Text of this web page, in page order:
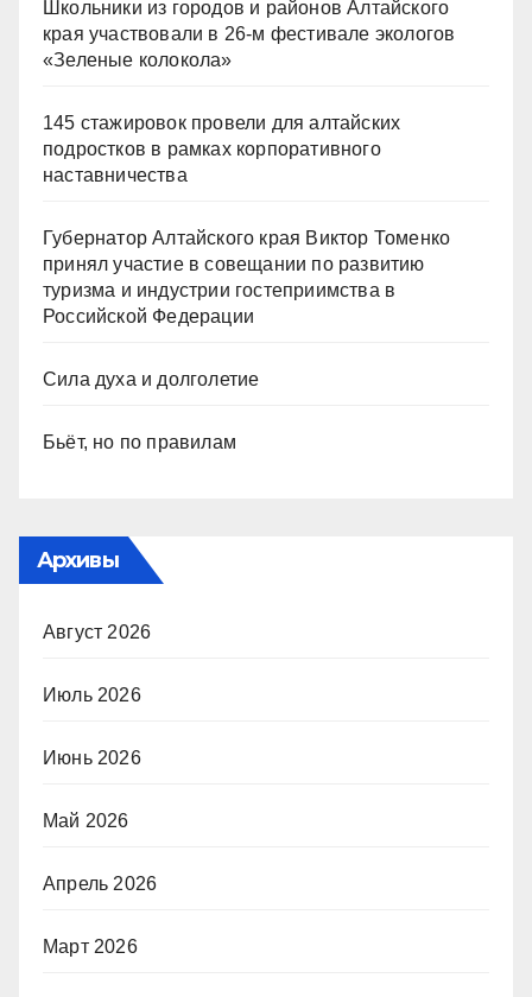
Школьники из городов и районов Алтайского
края участвовали в 26-м фестивале экологов
«Зеленые колокола»
145 стажировок провели для алтайских
подростков в рамках корпоративного
наставничества
Губернатор Алтайского края Виктор Томенко
принял участие в совещании по развитию
туризма и индустрии гостеприимства в
Российской Федерации
Сила духа и долголетие
Бьёт, но по правилам
Архивы
Август 2026
Июль 2026
Июнь 2026
Май 2026
Апрель 2026
Март 2026